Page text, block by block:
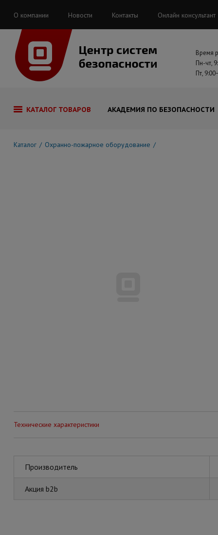
О компании Новости Контакты Онлайн консультант
Время
Пн-чт,
Пт,
КАТАЛОГ ТОВАРОВ АКАДЕМИЯ ПО БЕЗОПАСНОСТИ
Каталог Охранно-пожарное оборудование
Технические характеристики
Производитель
Акция b2b